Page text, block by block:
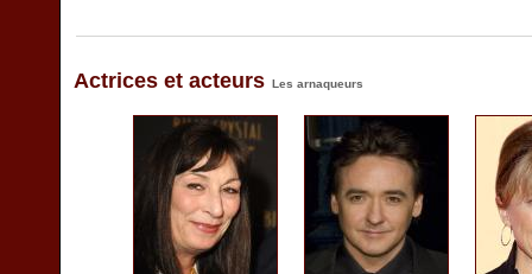
Actrices et acteurs Les arnaqueurs